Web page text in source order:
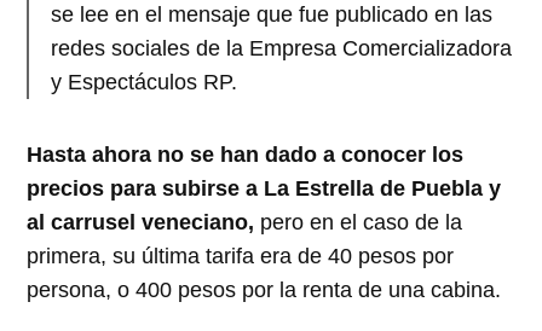
se lee en el mensaje que fue publicado en las
redes sociales de la Empresa Comercializadora
y Espectáculos RP.
Hasta ahora no se han dado a conocer los
precios para subirse a La Estrella de Puebla y
al carrusel veneciano, pero en el caso de la
primera, su última tarifa era de 40 pesos por
persona, o 400 pesos por la renta de una cabina.